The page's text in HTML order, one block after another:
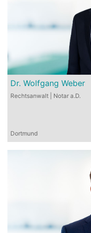
Dr. Wolfgang Weber
Rechtsanwalt | Notar a.D.
Dortmund